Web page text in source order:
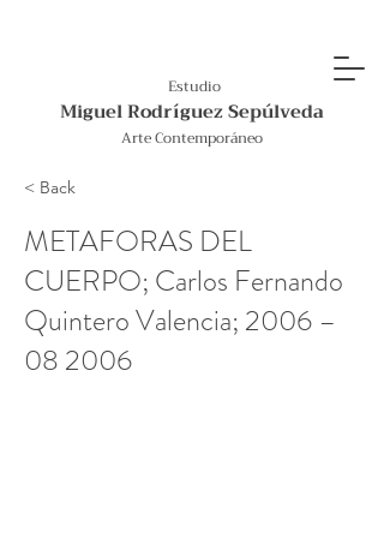
Estudio
Miguel Rodríguez Sepúlveda
Arte Contemporáneo
< Back
METAFORAS DEL
CUERPO; Carlos Fernando
Quintero Valencia; 2006 –
08 2006